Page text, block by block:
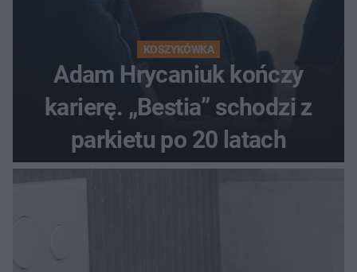
KOSZYKÓWKA
Adam Hrycaniuk kończy
karierę. „Bestia” schodzi z
parkietu po 20 latach